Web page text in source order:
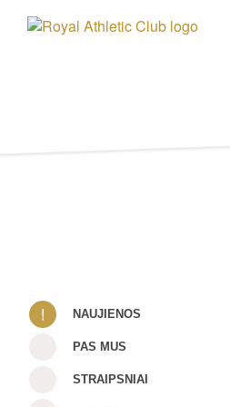
NAUJIENOS
PAS MUS
STRAIPSNIAI